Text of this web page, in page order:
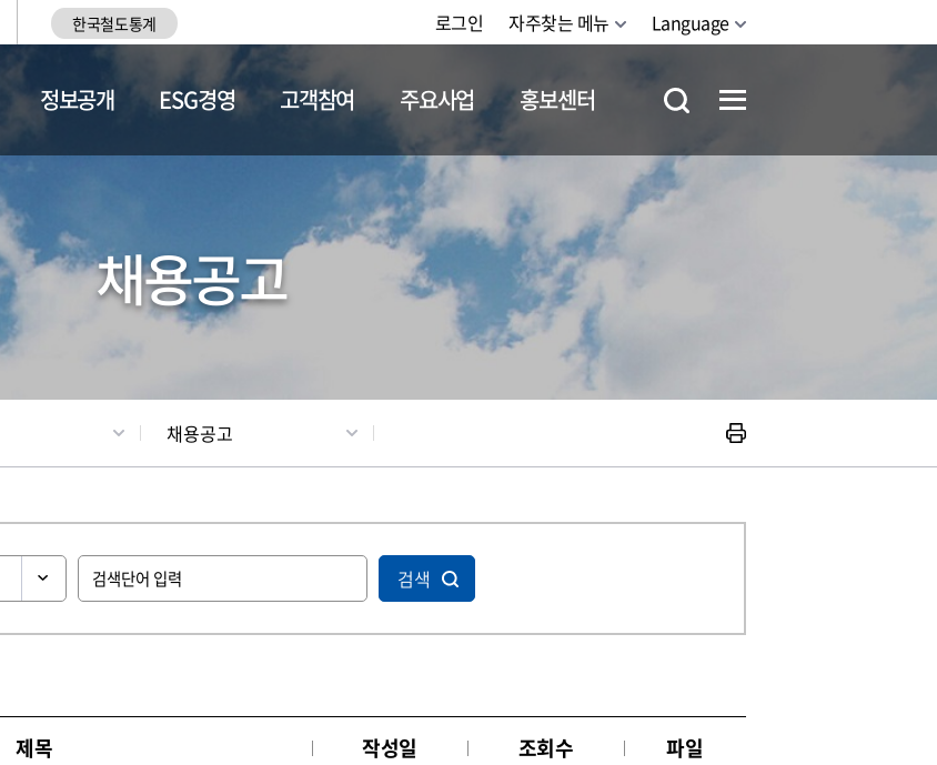
한국철도통계 로그인 자주찾는 메뉴 Language
채용정보
정보공개 ESG경영 고객참여 주요사업 홍보센터
채용공고
채용공고
검색
제목 작성일 조회수 파일